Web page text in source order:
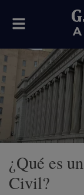
Alternar
navegación
¿Qué es
Civil?